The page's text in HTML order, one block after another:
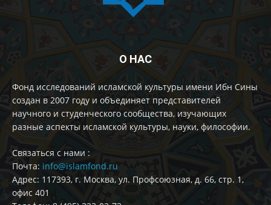
О НАС
Фонд исследований исламской культуры имени Ибн Сины
создан в 2007 году и объединяет представителей
научного и студенческого сообщества, изучающих
разные аспекты исламской культуры, науки, философии.
Cвязаться с нами :
Почта: info@islamfond.ru
Адрес: 117393, г. Москва, ул. Профсоюзная, д. 66, стр. 1,
офис 401